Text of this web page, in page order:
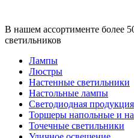
В нашем ассортименте более
светильников
Лампы
Люстры
Настенные светильники
Настольные лампы
Светодиодная продукция
Торшеры напольные и
Точечные светильники